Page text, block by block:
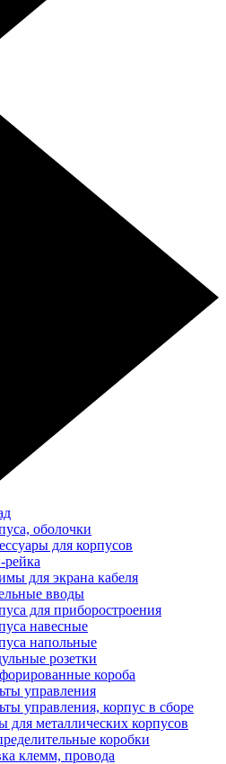
оболочки
для корпусов
для экрана кабеля
вводы
для приборостроения
навесные
напольные
розетки
короба
управления
управления, корпус в сборе
для металлических корпусов
коробки
клемм, провода